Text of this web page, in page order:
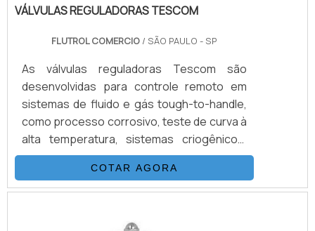
VÁLVULAS REGULADORAS TESCOM
FLUTROL COMERCIO / SÃO PAULO - SP
As válvulas reguladoras Tescom são
desenvolvidas para controle remoto em
sistemas de fluido e gás tough-to-handle,
como processo corrosivo, teste de curva à
alta temperatura, sistemas criogênicos,
amostragem de geradores de vapor, e
ambientes arriscados. Vale destacar que
os produtos são virtualmente livres de
em áreas de acesso restrito. Além disso, o
COTAR AGORA